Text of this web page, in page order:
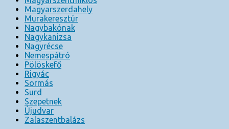
Magyarszerdahely
Murakeresztúr
Nagybakónak
Nagykanizsa
Nagyrécse
Nemespátró
Pölöskefő
Rigyác
Sormás
Surd
Szepetnek
Újudvar
Zalaszentbalázs